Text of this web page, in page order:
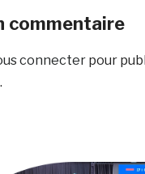
commentaire
connecterpour